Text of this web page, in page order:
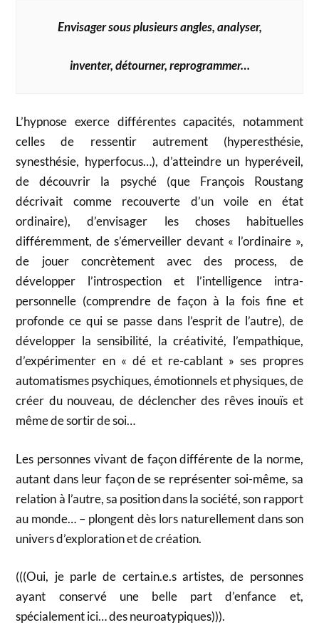
Envisager sous plusieurs angles, analyser,
inventer, détourner, reprogrammer…
L’hypnose exerce différentes capacités, notamment
celles de ressentir autrement (hyperesthésie,
synesthésie, hyperfocus…), d’atteindre un hyperéveil,
de découvrir la psyché (que François Roustang
décrivait comme recouverte d’un voile en état
ordinaire), d’envisager les choses habituelles
différemment, de s’émerveiller devant « l’ordinaire »,
de jouer concrètement avec des process, de
développer l’introspection et l’intelligence intra-
personnelle (comprendre de façon à la fois fine et
profonde ce qui se passe dans l’esprit de l’autre), de
développer la sensibilité, la créativité, l’empathique,
d’expérimenter en « dé et re-cablant » ses propres
automatismes psychiques, émotionnels et physiques, de
créer du nouveau, de déclencher des rêves inouïs et
même de sortir de soi…
Les personnes vivant de façon différente de la norme,
autant dans leur façon de se représenter soi-même, sa
relation à l’autre, sa position dans la société, son rapport
au monde… – plongent dès lors naturellement dans son
univers d’exploration et de création.
(((Oui, je parle de certain.e.s artistes, de personnes
ayant conservé une belle part d’enfance et,
spécialement ici… des neuroatypiques))).